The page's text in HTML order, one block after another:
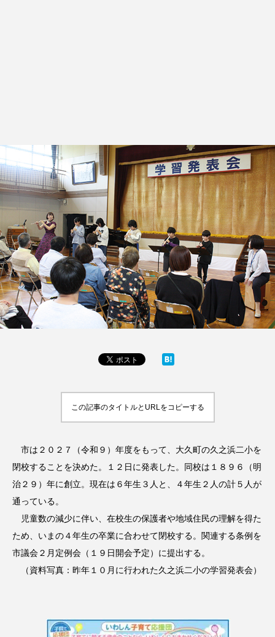
この記事のタイトルとURLをコピーする
市は２０２７（令和９）年度をもって、大久町の久之浜二小を
閉校することを決めた。１２日に発表した。同校は１８９６（明
治２９）年に創立。現在は６年生３人と、４年生２人の計５人が
通っている。
児童数の減少に伴い、在校生の保護者や地域住民の理解を得た
ため、いまの４年生の卒業に合わせて閉校する。関連する条例を
市議会２月定例会（１９日開会予定）に提出する。
（資料写真：昨年１０月に行われた久之浜二小の学習発表会）